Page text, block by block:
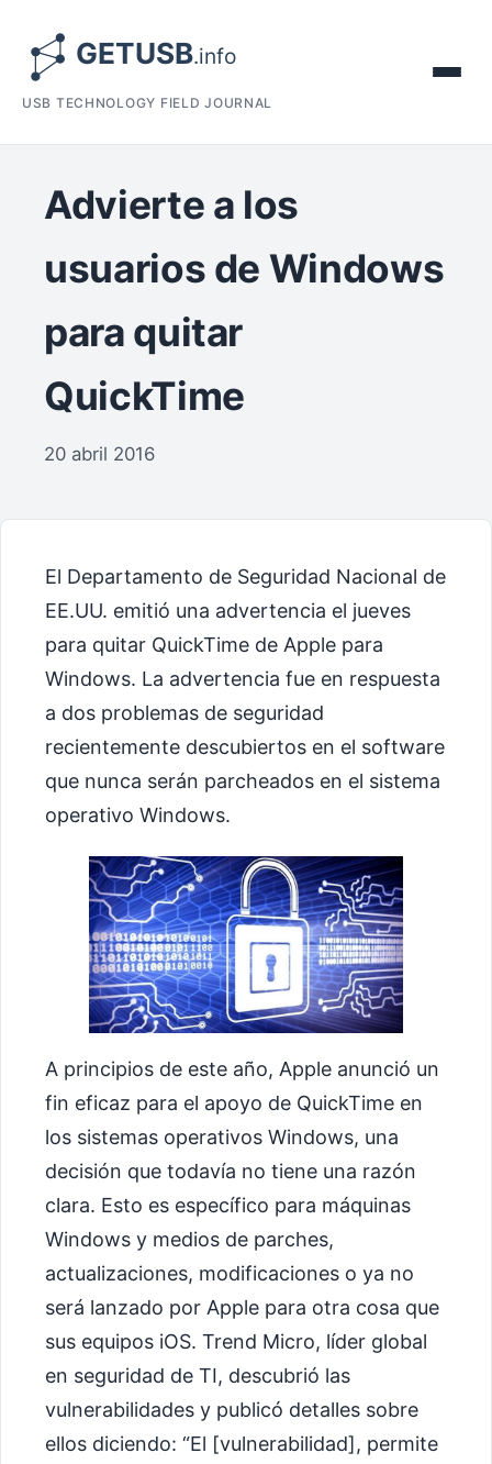
USB TECHNOLOGY FIELD JOURNAL
Advierte a los
usuarios de Windows
para quitar
QuickTime
20 abril 2016
El Departamento de Seguridad Nacional de
EE.UU. emitió una advertencia el jueves
para quitar QuickTime de Apple para
Windows. La advertencia fue en respuesta
a dos problemas de seguridad
recientemente descubiertos en el software
que nunca serán parcheados en el sistema
operativo Windows.
A principios de este año, Apple anunció un
fin eficaz para el apoyo de QuickTime en
los sistemas operativos Windows, una
decisión que todavía no tiene una razón
clara. Esto es específico para máquinas
Windows y medios de parches,
actualizaciones, modificaciones o ya no
será lanzado por Apple para otra cosa que
sus equipos iOS. Trend Micro, líder global
en seguridad de TI, descubrió las
vulnerabilidades y publicó detalles sobre
ellos diciendo: “El [vulnerabilidad], permite